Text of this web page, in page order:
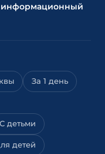
информационный
За 1 день
С детьми
детей